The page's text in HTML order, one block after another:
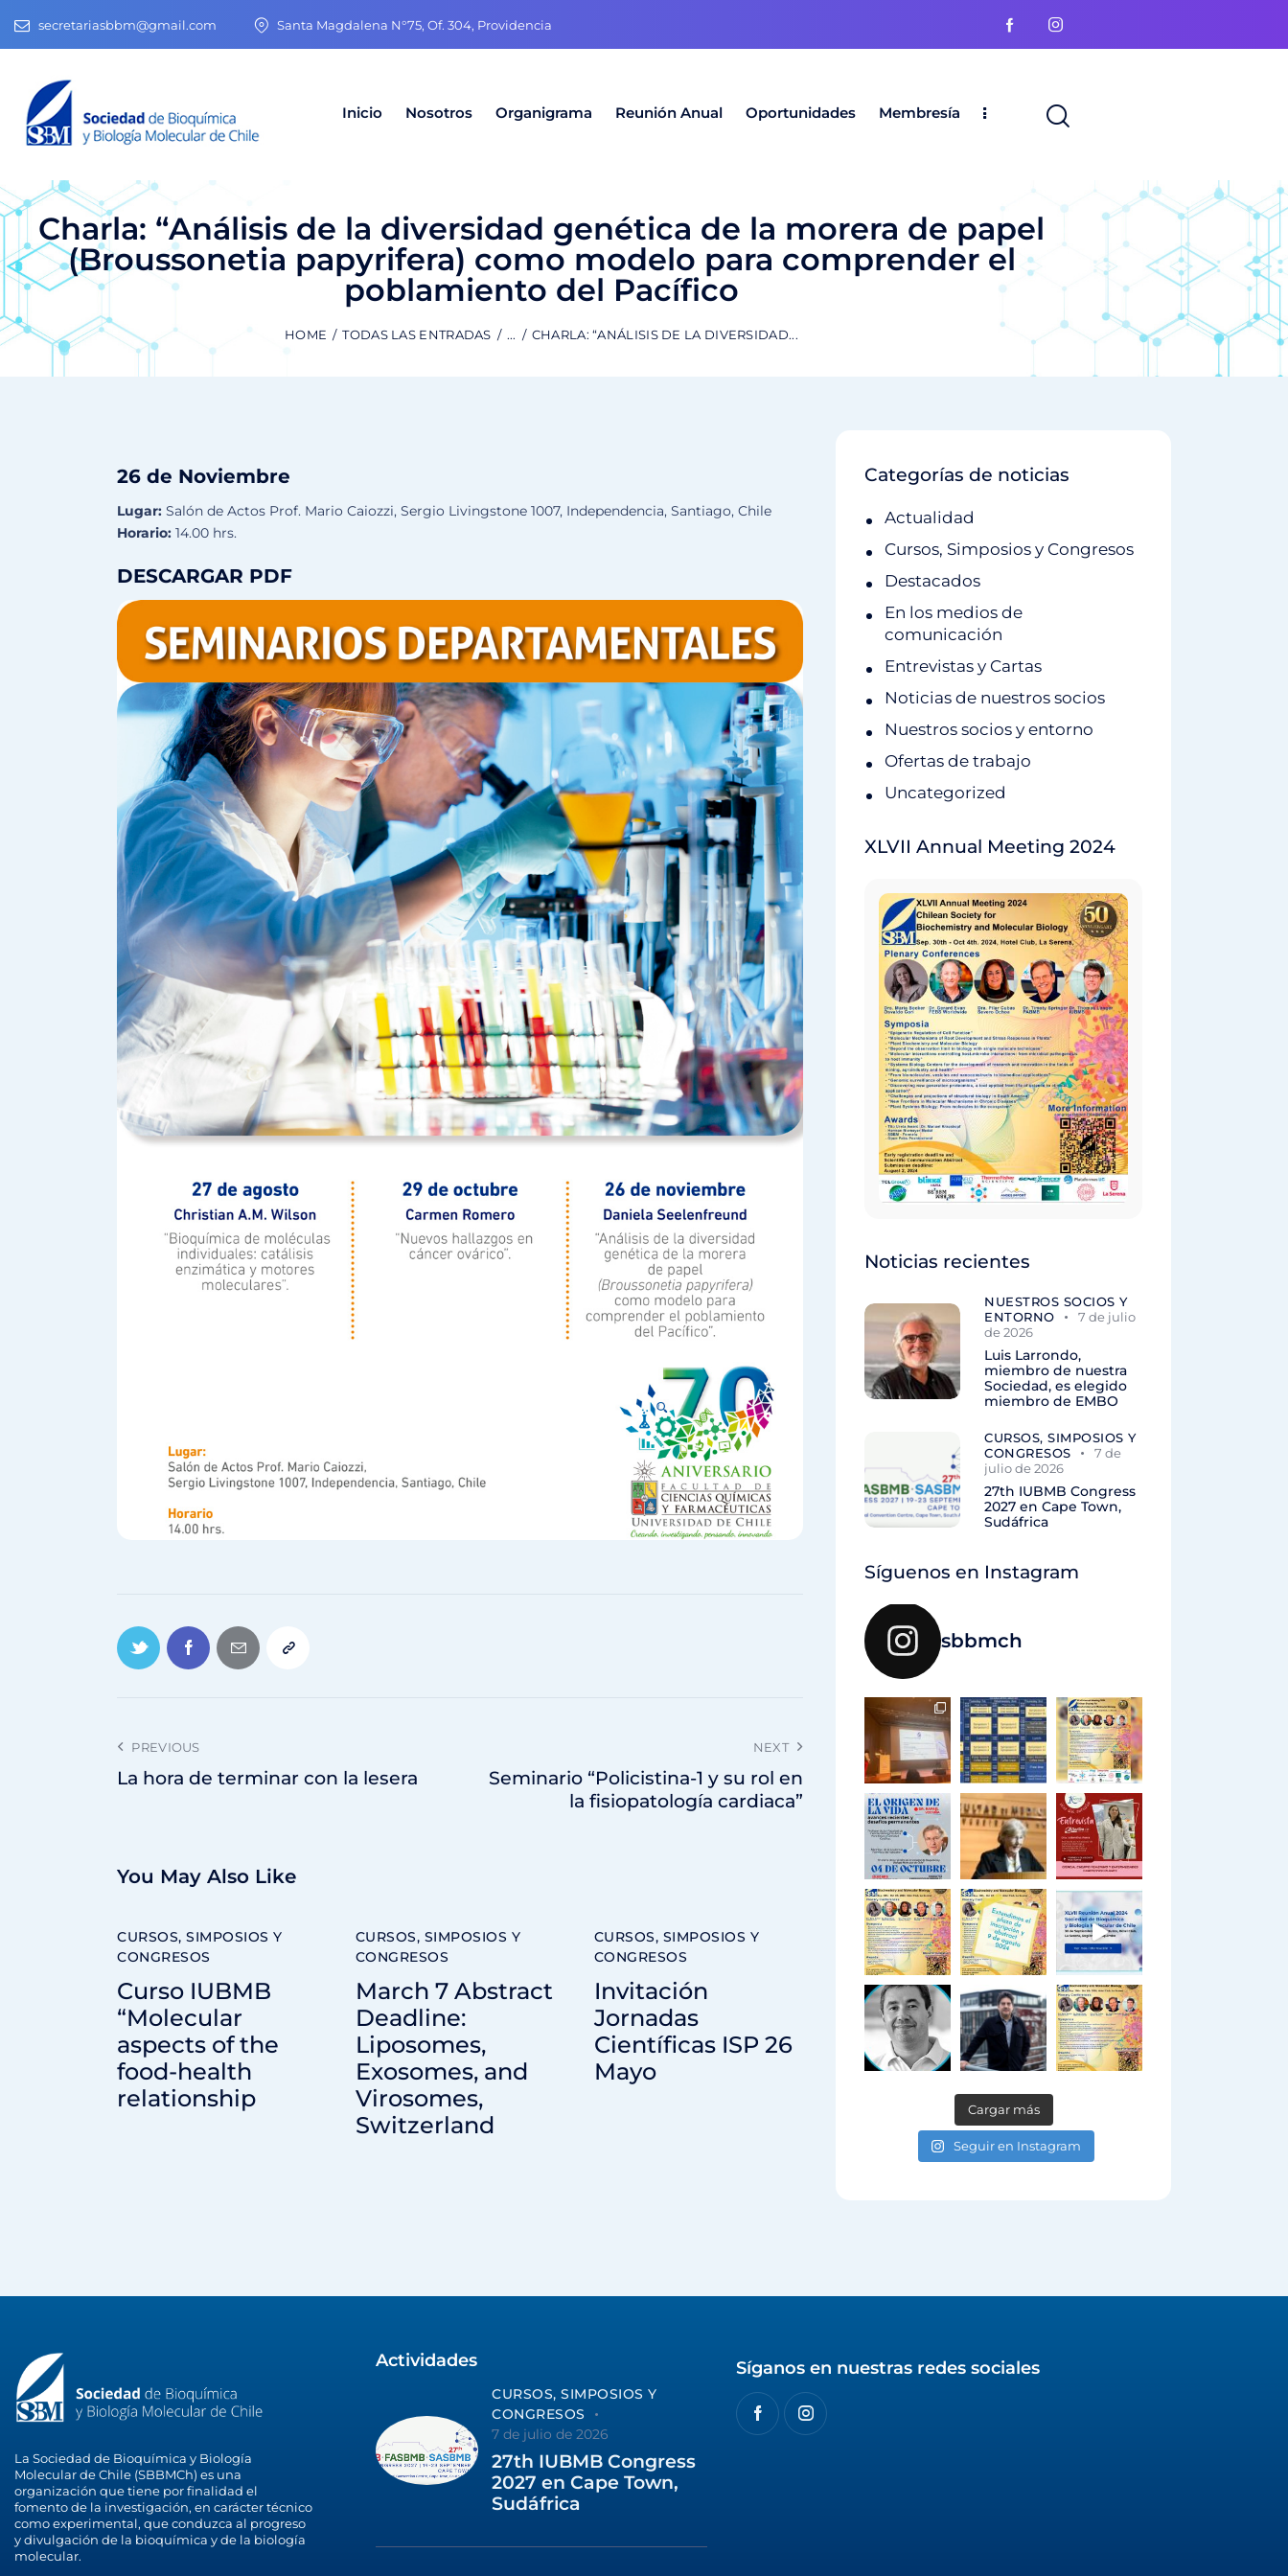
secretariasbbm@gmail.com Santa Magdalena N°75, Of. 304, Providencia
Inicio Nosotros Organigrama Reunión Anual Oportunidades Membresía
Charla: “Análisis de la diversidad genética de la morera de papel
(Broussonetia papyrifera) como modelo para comprender el
poblamiento del Pacífico
HOME TODAS LAS ENTRADAS ... CHARLA: “ANÁLISIS DE LA DIVERSIDAD...
26 de Noviembre
Lugar: Salón de Actos Prof. Mario Caiozzi, Sergio Livingstone 1007, Independencia, Santiago, Chile
Horario: 14.00 hrs.
DESCARGAR PDF
PREVIOUS
La hora de terminar con la lesera
NEXT
Seminario “Policistina-1 y su rol en
la fisiopatología cardiaca”
You May Also Like
CURSOS, SIMPOSIOS Y
CONGRESOS
Curso IUBMB
“Molecular
aspects of the
food-health
relationship
CURSOS, SIMPOSIOS Y
CONGRESOS
March 7 Abstract
Deadline:
Liposomes,
Exosomes, and
Virosomes,
Switzerland
CURSOS, SIMPOSIOS Y
CONGRESOS
Invitación
Jornadas
Científicas ISP 26
Mayo
Categorías de noticias
Actualidad
Cursos, Simposios y Congresos
Destacados
En los medios de
comunicación
Entrevistas y Cartas
Noticias de nuestros socios
Nuestros socios y entorno
Ofertas de trabajo
Uncategorized
XLVII Annual Meeting 2024
Noticias recientes
NUESTROS SOCIOS Y
ENTORNO
7 de julio
de 2026
Luis Larrondo,
miembro de nuestra
Sociedad, es elegido
miembro de EMBO
CURSOS, SIMPOSIOS Y
CONGRESOS
7 de
julio de 2026
27th IUBMB Congress
2027 en Cape Town,
Sudáfrica
Síguenos en Instagram
sbbmch
Cargar más
Seguir en Instagram
La Sociedad de Bioquímica y Biología
Molecular de Chile (SBBMCh) es una
organización que tiene por finalidad el
fomento de la investigación, en carácter técnico
como experimental, que conduzca al progreso
y divulgación de la bioquímica y de la biología
molecular.
Actividades
CURSOS, SIMPOSIOS Y
CONGRESOS
7 de julio de 2026
27th IUBMB Congress
2027 en Cape Town,
Sudáfrica
Síganos en nuestras redes sociales